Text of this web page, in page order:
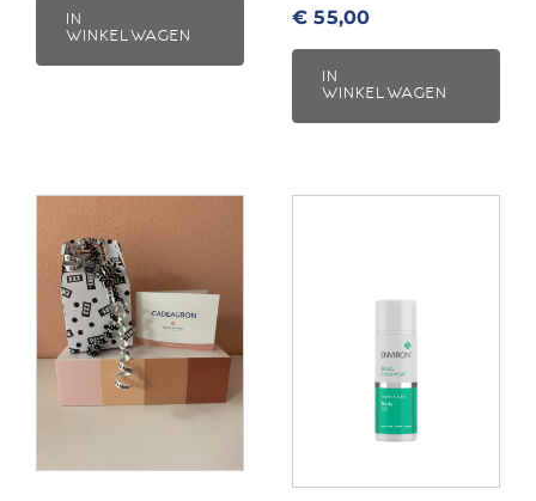
was:
IN
WINKELWAGEN
€ 55,00
IN
WINKELWAGEN